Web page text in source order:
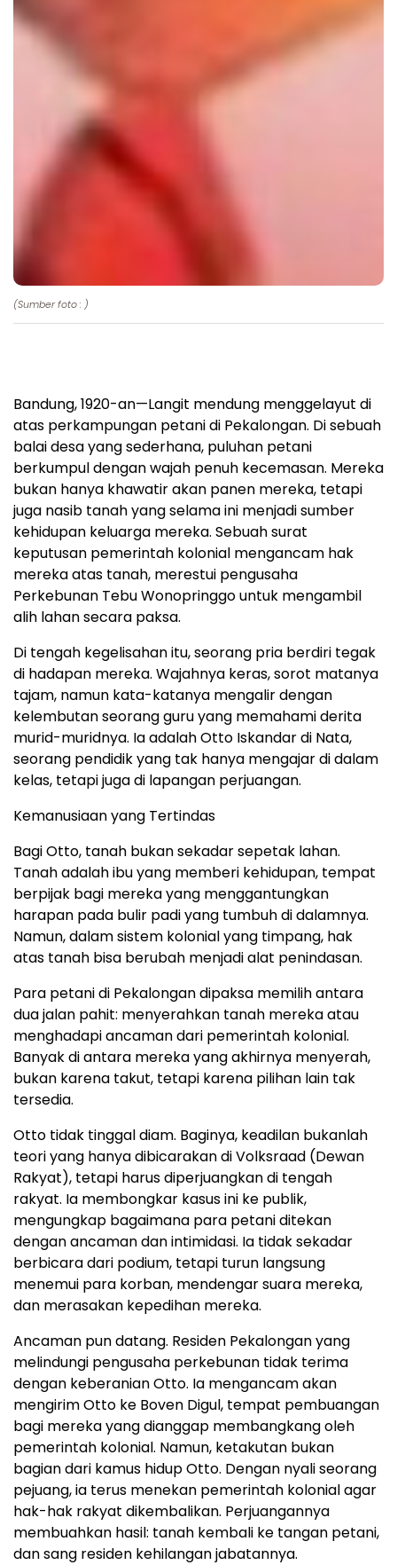
(Sumber foto : )
Bandung, 1920-an—Langit mendung menggelayut di
atas perkampungan petani di Pekalongan. Di sebuah
balai desa yang sederhana, puluhan petani
berkumpul dengan wajah penuh kecemasan. Mereka
bukan hanya khawatir akan panen mereka, tetapi
juga nasib tanah yang selama ini menjadi sumber
kehidupan keluarga mereka. Sebuah surat
keputusan pemerintah kolonial mengancam hak
mereka atas tanah, merestui pengusaha
Perkebunan Tebu Wonopringgo untuk mengambil
alih lahan secara paksa.
Di tengah kegelisahan itu, seorang pria berdiri tegak
di hadapan mereka. Wajahnya keras, sorot matanya
tajam, namun kata-katanya mengalir dengan
kelembutan seorang guru yang memahami derita
murid-muridnya. Ia adalah Otto Iskandar di Nata,
seorang pendidik yang tak hanya mengajar di dalam
kelas, tetapi juga di lapangan perjuangan.
Kemanusiaan yang Tertindas
Bagi Otto, tanah bukan sekadar sepetak lahan.
Tanah adalah ibu yang memberi kehidupan, tempat
berpijak bagi mereka yang menggantungkan
harapan pada bulir padi yang tumbuh di dalamnya.
Namun, dalam sistem kolonial yang timpang, hak
atas tanah bisa berubah menjadi alat penindasan.
Para petani di Pekalongan dipaksa memilih antara
dua jalan pahit: menyerahkan tanah mereka atau
menghadapi ancaman dari pemerintah kolonial.
Banyak di antara mereka yang akhirnya menyerah,
bukan karena takut, tetapi karena pilihan lain tak
tersedia.
Otto tidak tinggal diam. Baginya, keadilan bukanlah
teori yang hanya dibicarakan di Volksraad (Dewan
Rakyat), tetapi harus diperjuangkan di tengah
rakyat. Ia membongkar kasus ini ke publik,
mengungkap bagaimana para petani ditekan
dengan ancaman dan intimidasi. Ia tidak sekadar
berbicara dari podium, tetapi turun langsung
menemui para korban, mendengar suara mereka,
dan merasakan kepedihan mereka.
Ancaman pun datang. Residen Pekalongan yang
melindungi pengusaha perkebunan tidak terima
dengan keberanian Otto. Ia mengancam akan
mengirim Otto ke Boven Digul, tempat pembuangan
bagi mereka yang dianggap membangkang oleh
pemerintah kolonial. Namun, ketakutan bukan
bagian dari kamus hidup Otto. Dengan nyali seorang
pejuang, ia terus menekan pemerintah kolonial agar
hak-hak rakyat dikembalikan. Perjuangannya
membuahkan hasil: tanah kembali ke tangan petani,
dan sang residen kehilangan jabatannya.